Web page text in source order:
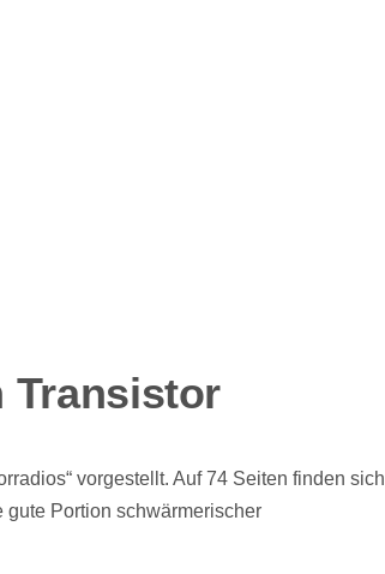
Transistor
vorgestellt. Auf 74 Seiten finden sich
Portion schwärmerischer